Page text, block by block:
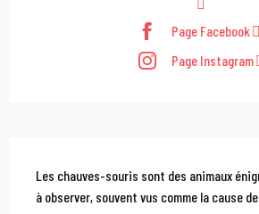
Page Facebook
Page Instagram
Description
Les chauves-souris sont des animaux
à observer, souvent vus comme la cause